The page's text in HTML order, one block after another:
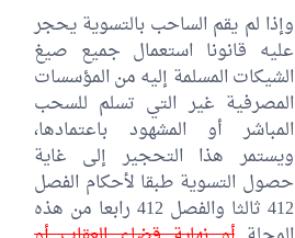
وإذا لم يقم الساحب بالتسوية يحجر
عليه قانونا استعمال جميع صيغ
الشيكات المسلمة إليه من المؤسسات
المصرفية غير التي تسلم للسحب
المباشر أو المشهود باعتمادها،
ويستمر هذا التحجير إلى غاية
حصول التسوية طبقا لأحكام الفصل
412 ثالثا والفصل 412 رابعا من هذه